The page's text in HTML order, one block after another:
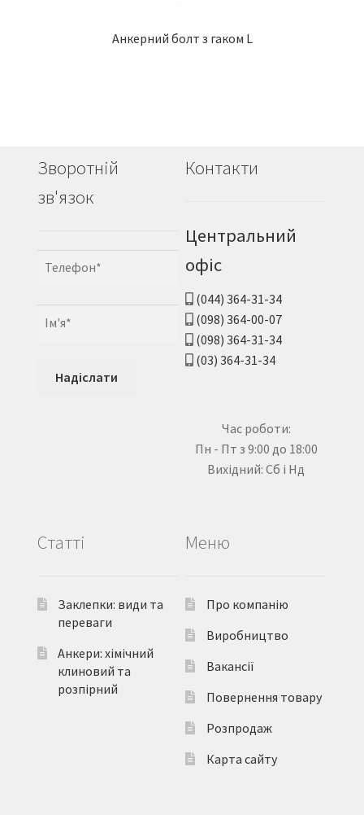
Анкерний болт з гаком L
Зворотній
зв'язок
Контакти
Центральний
офіс
(044) 364-31-34
(098) 364-00-07
(098) 364-31-34
(03) 364-31-34
Час роботи:
Пн - Пт з 9:00 до 18:00
Вихідний: Сб і Нд
Статті
Заклепки: види та
переваги
Анкери: хімічний
клиновий та
розпірний
Меню
Про компанію
Виробництво
Вакансії
Повернення товару
Розпродаж
Карта сайту